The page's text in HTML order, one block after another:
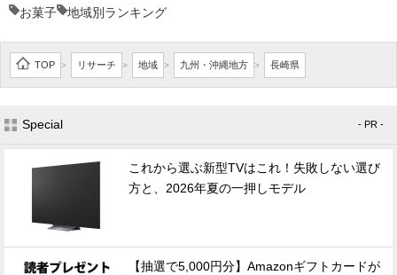
お菓子 地域別ランキング
TOP > リサーチ > 地域 > 九州・沖縄地方 > 長崎県
Special - PR -
これから選ぶ新型TVはこれ！失敗しない選び
方と、2026年夏の一押しモデル
【抽選で5,000円分】Amazonギフトカードが